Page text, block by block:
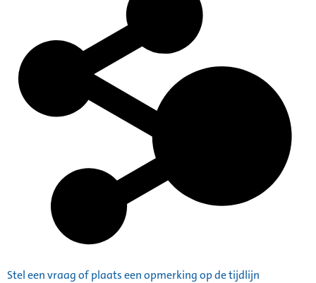
Stel een vraag of plaats een opmerking op de tijdlijn